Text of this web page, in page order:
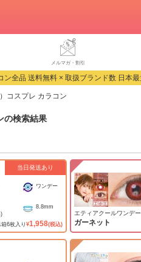
メルマガ・割引
ン全品 送料無料 × 取扱ブランド数 日本最
コスプレ カラコン
の検索結果
当日発送あり
ワンデー
)
8.8mm
箱6枚入り ¥1,958(税込)
エティアクールワンデー
ガーネット